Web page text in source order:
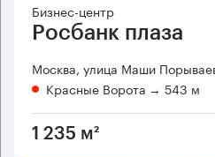
Бизнес-центр
Росбанк плаза
Москва, улица Маши
Красные Ворота → 543 м
1 235 м²